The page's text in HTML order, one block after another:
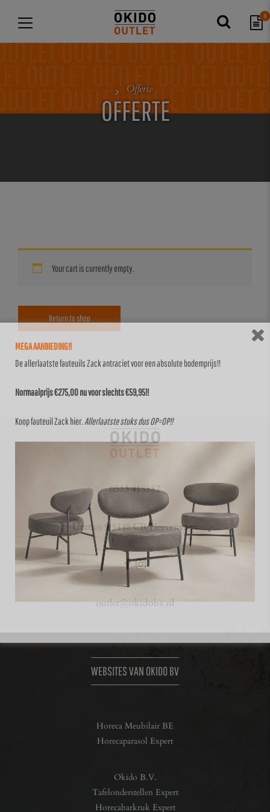
0
OFFERTE
Offerte
Your cart is currently empty.
Return to shop
0513 418882
Uranus 9 8448 CR Heerenveen
outlet@okidobv.nl
WEBSITES VAN OKIDO BV
Horeca Meubilair BE
Horecaparasol Expert
Okido B.V.
Tafelonderstellen Expert
Horecabarkruk Expert
MEGA AANBIEDING!!
De allerlaatste fauteuils Zack antraciet voor een absolute bodemprijs!!
Normaalprijs €275,00 nu voor slechts €59,95!!
Koop fauteuil Zackhier Allerlaatste stuks dus OP=OP!!